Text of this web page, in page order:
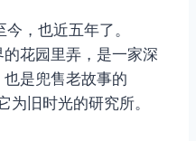
，也近五年了。
花园里弄，是一家深
是兜售老故事的
旧时光的研究所。